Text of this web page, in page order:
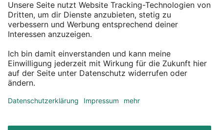
Service
Über DEPOT
Kontakt